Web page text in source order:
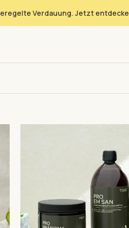
Verdauung. Jetzt